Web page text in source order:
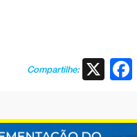
Compartilhe: X